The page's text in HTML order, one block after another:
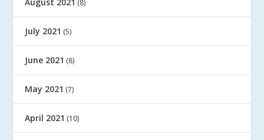
(8)
July 2021 (5)
June 2021 (8)
May 2021 (7)
April 2021 (10)